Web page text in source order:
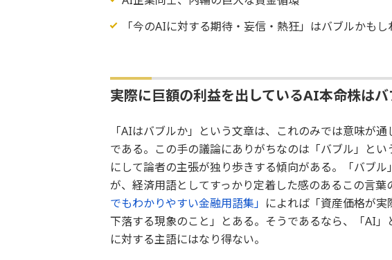
「今のAIに対する期待・妄信・熱狂」はバブルかもし
実際に巨額の利益を出しているAI本命株は
「AIはバブルか」という文章は、これのみでは意味が
である。この手の議論にありがちなのは「バブル」と
にして論者の主張が独り歩きする傾向がある。「バブ
が、経済用語としてすっかり定着した感のあるこの言
でもわかりやすい金融用語集」 によれば「資産価格が
下落する現象のこと」とある。そうであるなら、「AI
に対する主語にはなり得ない。